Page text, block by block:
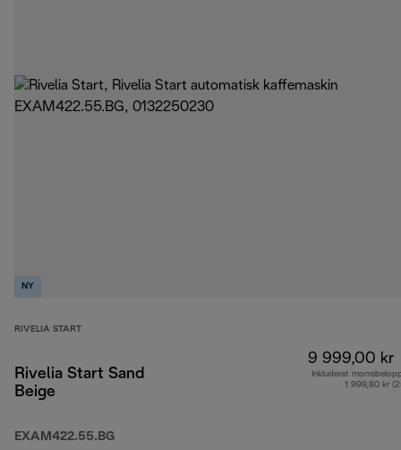
NY
RIVELIA START
Rivelia Start Sand
Beige
EXAM422.55.BG
9 999,00 kr
Inkluderat
1 999,80 kr